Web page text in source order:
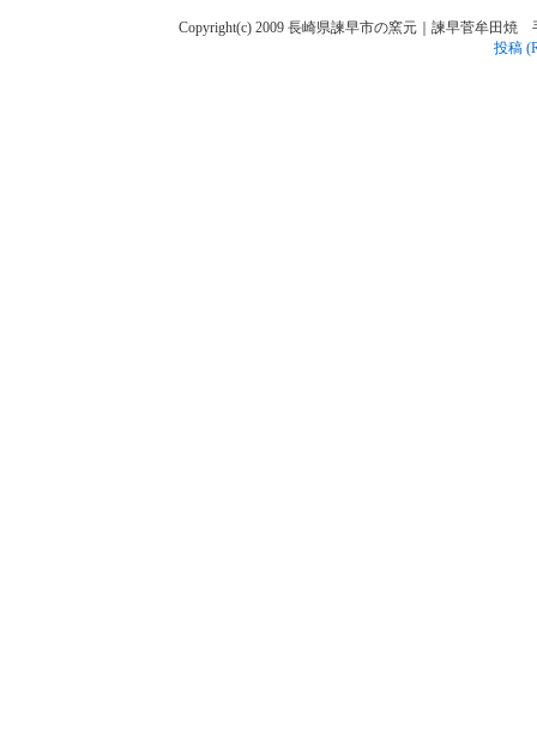
Copyright(c) 2009 長崎県諫早市の窯元｜諫早菅牟田焼
投稿